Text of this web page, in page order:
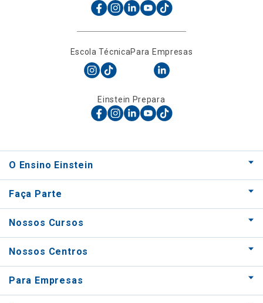
Escola TécnicaPara Empresas
Einstein Prepara
O Ensino Einstein
Faça Parte
Nossos Cursos
Nossos Centros
Para Empresas